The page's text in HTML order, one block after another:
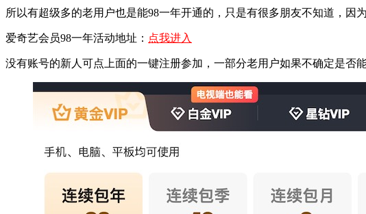
所以有超级多的老用户也是能98一年开通的，只是有很多朋友不知道，因
爱奇艺会员98一年活动地址： 点我进入
没有账号的新人可点上面的一键注册参加，一部分老用户如果不确定是否